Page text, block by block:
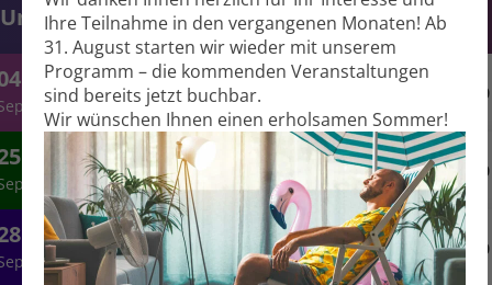
Ihre Teil­nahme in den vergangenen Monaten! Ab
31. August starten wir wieder mit unserem
Programm – die kommenden Veranstal­tungen
sind bereits jetzt buchbar.
Wir wünschen Ihnen einen erholsamen Sommer!
Unsere Empfehlung für Sie:
Bilderbuchkino für Familien
Gemeinsam eintauchen, zuhören und
genießen – Familienzeit mit Bilderbuchkino
und anschließendem Abendbrot.
16:30
Im Fokus: CLL
Neue Therapien, aktive Beobachtung und
gemein­same Entschei­dungen: Experten und
Betroffene sprechen über ein selbst­
bestimmtes Leben mit CLL.
18:30
Angehörige: Räume zum Reden
Angehörige mit Partnern in einer palliativen
Situation reden über ihre Heraus­forde­
18:00